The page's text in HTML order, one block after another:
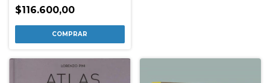
$116.600,00